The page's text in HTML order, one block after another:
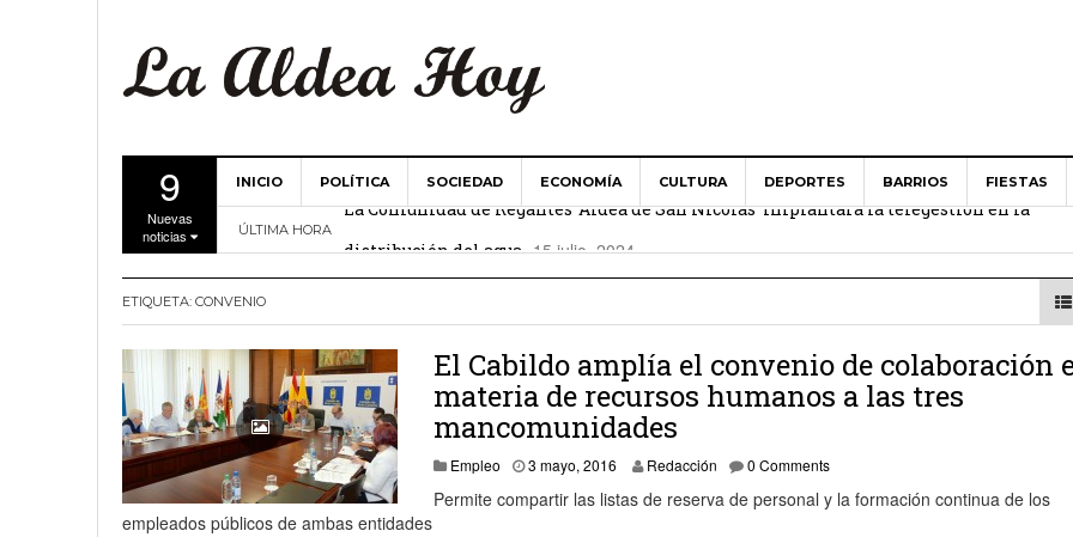
9
Nuevas
noticias
INICIO POLÍTICA SOCIEDAD ECONOMÍA CULTURA DEPORTES BARRIOS FIESTAS
ÚLTIMA HORA
La Comunidad de Regantes ‘Aldea de San Nicolás’ implantará la telegestión en la
El Ayuntamiento de La Aldea de San Nicolás guarda un minuto de silencio en
Gobierno de Canarias y Ministerio de Agricultura abordan las necesidades del campo
15 febrero, 2024
La Comunidad de Regantes ‘Aldea de San Nicolás’ apuesta por una renovación de
19 diciembre, 2023
Víctor Hernández (PP) toma posesión como alcalde del Ayuntamiento de La Aldea de
ETIQUETA: CONVENIO
El Cabildo amplía el convenio de colaboración
materia de recursos humanos a las tres
mancomunidades
Empleo 3 mayo, 2016 Redacción 0 Comments
Permite compartir las listas de reserva de personal y la formación continua de los
empleados públicos de ambas entidades